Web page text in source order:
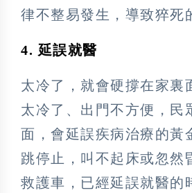
律不整易發生，導致猝死
4. 延誤就醫
太冷了，就會硬撐在家裏
太冷了、出門不方便，民
面，會延誤疾病治療的黃
跳停止，叫不起床或忽然
救護車，已經延誤就醫的